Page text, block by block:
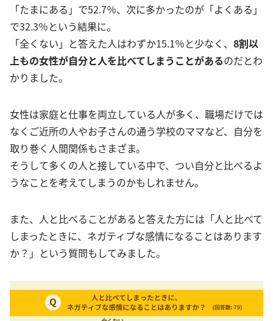
「たまにある」で52.7％、次に多かったのが「よくある」
で32.3％という結果に。
「全くない」と答えた人はわずか15.1％と少なく、 8割以
上もの女性が自分と人を比べてしまうことがあるのだとわ
かりました。
女性は家庭と仕事を両立している人が多く、職場だけでは
なくご近所の人やお子さんの通う学校のママなど、自分を
取り巻く人間関係もさまざま。
そうして多くの人と接している中で、つい自分と比べるよ
うなことを考えてしまうのかもしれません。
また、人と比べることがあると答えた方には「人と比べて
しまったときに、ネガティブな感情になることはあります
か？」という質問もしてみました。